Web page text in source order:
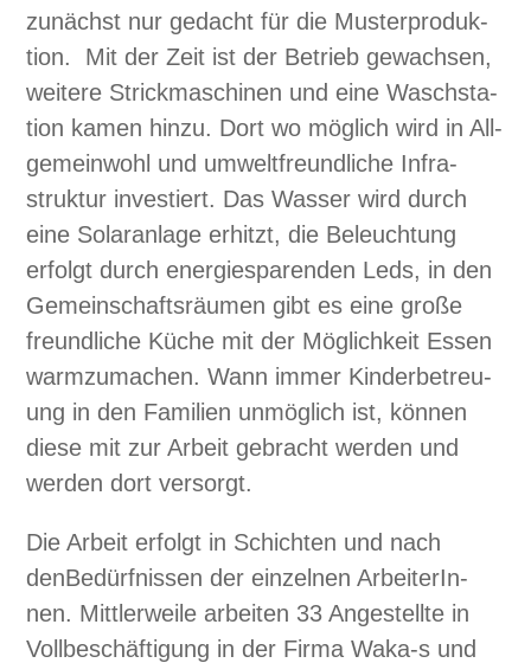
zunächst nur gedacht für die Muster­pro­duk­
tion. Mit der Zeit ist der Betrieb gewach­sen,
weit­ere Strick­maschi­nen und eine Waschsta­
tion kamen hinzu. Dort wo möglich wird in All­
ge­mein­wohl und umwelt­fre­undliche Infra­
struk­tur investiert. Das Wass­er wird durch
eine Solaran­lage erhitzt, die Beleuch­tung
erfol­gt durch energies­paren­den Leds, in den
Gemein­schaft­sräu­men gibt es eine große
fre­undliche Küche mit der Möglichkeit Essen
war­mzu­machen. Wann immer Kinder­be­treu­
ung in den Fam­i­lien unmöglich ist, kön­nen
diese mit zur Arbeit gebracht wer­den und
wer­den dort ver­sorgt.
Die Arbeit erfol­gt in Schicht­en und nach
denBedürfnis­sen der einzel­nen Arbei­t­erIn­
nen. Mit­tler­weile arbeit­en 33 Angestellte in
Vollbeschäf­ti­gung in der Fir­ma Waka‑s und